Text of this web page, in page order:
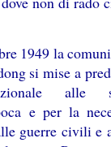
1949 la
si mise a
alle
e per la
guerre civili e